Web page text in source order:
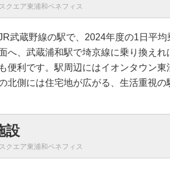
クエア東浦和ベネフィス
武蔵野線の駅で、2024年度の1日平
へ、武蔵浦和駅で埼京線に乗り換え
便利です。駅周辺にはイオンタウン
北側には住宅地が広がる、生活重視の
設
クエア東浦和ベネフィス